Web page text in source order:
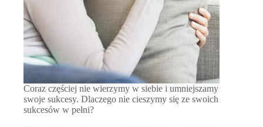
Coraz częściej nie wierzymy w siebie i umniejszamy
swoje sukcesy. Dlaczego nie cieszymy się ze swoich
sukcesów w pełni?